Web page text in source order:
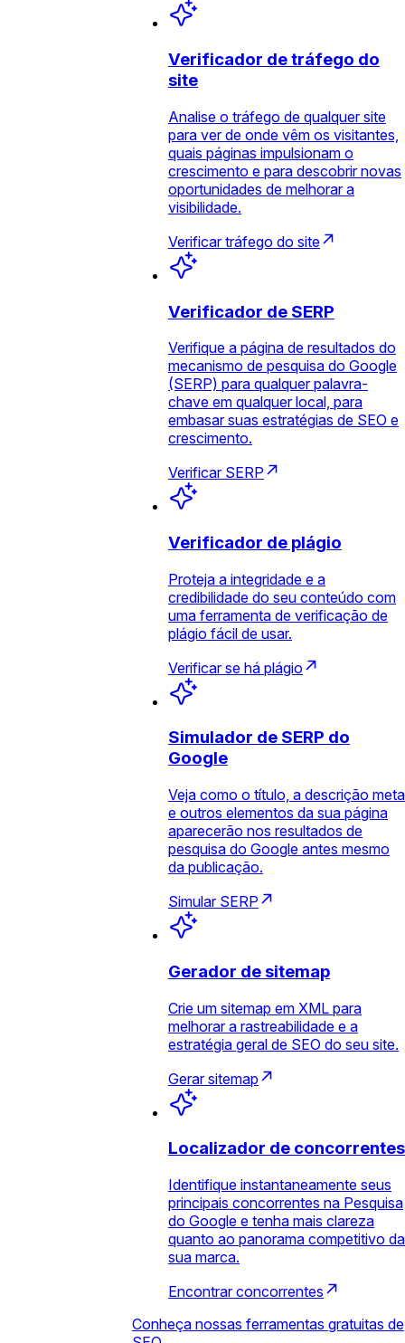
Verificador de tráfego do
site
Analise o tráfego de qualquer site
para ver de onde vêm os visitantes,
quais páginas impulsionam o
crescimento e para descobrir novas
oportunidades de melhorar a
visibilidade.
Verificar tráfego do site
Verificador de SERP
Verifique a página de resultados do
mecanismo de pesquisa do Google
(SERP) para qualquer palavra-
chave em qualquer local, para
embasar suas estratégias de SEO e
crescimento.
Verificar SERP
Verificador de plágio
Proteja a integridade e a
credibilidade do seu conteúdo com
uma ferramenta de verificação de
plágio fácil de usar.
Verificar se há plágio
Simulador de SERP do
Google
Veja como o título, a descrição meta
e outros elementos da sua página
aparecerão nos resultados de
pesquisa do Google antes mesmo
da publicação.
Simular SERP
Gerador de sitemap
Crie um sitemap em XML para
melhorar a rastreabilidade e a
estratégia geral de SEO do seu site.
Gerar sitemap
Localizador de concorrentes
Identifique instantaneamente seus
principais concorrentes na Pesquisa
do Google e tenha mais clareza
quanto ao panorama competitivo da
sua marca.
Encontrar concorrentes
Conheça nossas ferramentas gratuitas de